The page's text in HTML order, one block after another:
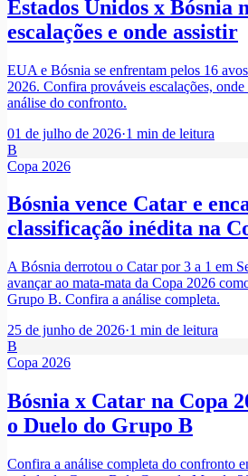
Estados Unidos x Bósnia
escalações e onde assistir
EUA e Bósnia se enfrentam pelos 16
2026. Confira prováveis escalações, onde
análise do confronto.
01 de julho de 2026·1 min de leitura
B
Copa 2026
Bósnia vence Catar e
classificação inédita na
A Bósnia derrotou o Catar por 3 a 1 em
avançar ao mata-mata da Copa 2026
Grupo B. Confira a análise completa.
25 de junho de 2026·1 min de leitura
B
Copa 2026
Bósnia x Catar na Copa
o Duelo do Grupo B
Confira a análise completa do confronto